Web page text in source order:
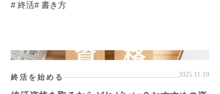
# 終活# 書き方
終活を始める 2025.11.10